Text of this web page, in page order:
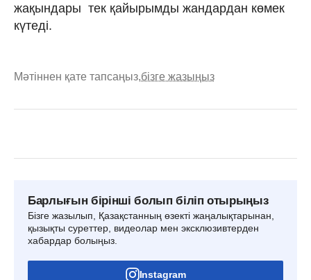
жақындары тек қайырымды жандардан көмек
күтеді.
Мәтіннен қате тапсаңыз,бізге жазыңыз
Барлығын бірінші болып біліп отырыңыз
Бізге жазылып, Қазақстанның өзекті жаңалықтарынан,
қызықты суреттер, видеолар мен эксклюзивтерден
хабардар болыңыз.
Instagram